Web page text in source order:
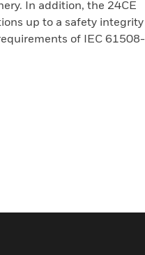
In addition, the 24CE
up to a safety integrity
of IEC 61508-